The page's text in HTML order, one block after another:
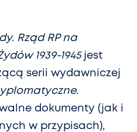
Rząd RP na
1939-1945jest
serii wydawniczej
.
dokumenty (jak i
w przypisach),